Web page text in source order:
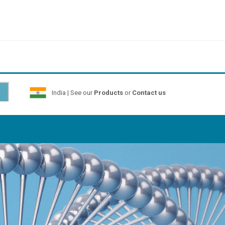
India | See our Productsor Contact us